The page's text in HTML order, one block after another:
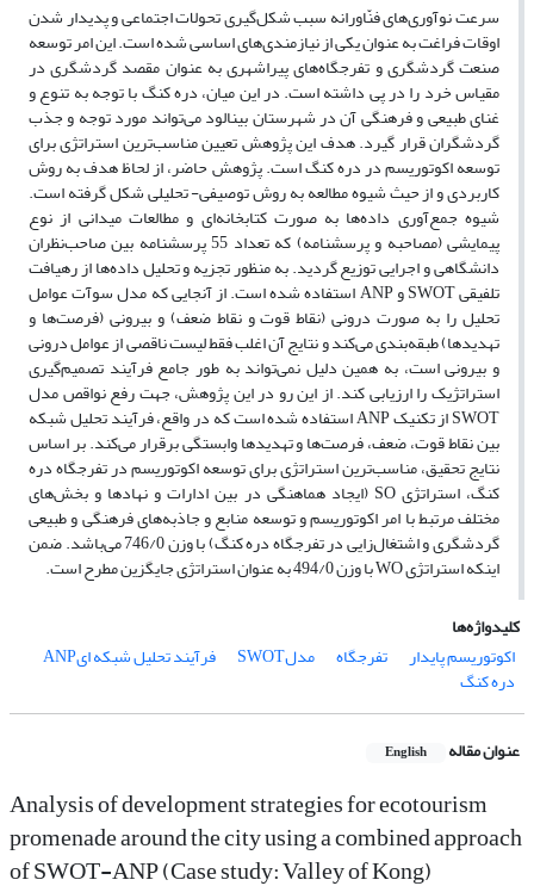
سرعت نوآوری‌های فنّاورانه سبب شکل‌گیری تحولات اجتماعی و پدیدار شدن
اوقات فراغت به عنوان یکی از نیازمندی‌های اساسی شده است. این امر توسعه
صنعت گردشگری و تفرجگاه‌های پیراشهری به عنوان مقصد گردشگری در
مقیاس خرد را در پی داشته است. در این میان، دره کنگ با توجه به تنوع و
غنای طبیعی و فرهنگی آن در شهرستان بینالود می‌تواند مورد توجه و جذب
گردشگران قرار گیرد. هدف این پژوهش تعیین مناسب‌ترین استراتژی برای
توسعه اکوتوریسم در دره کنگ است. پژوهش حاضر، از لحاظ هدف به روش
کاربردی و از حیث شیوه مطالعه به روش توصیفی- تحلیلی شکل گرفته است.
شیوه جمع‌آوری داده‌ها به صورت کتابخانه‌ای و مطالعات میدانی از نوع
پیمایشی (مصاحبه و پرسشنامه) که تعداد 55 پرسشنامه بین صاحب‌نظران
دانشگاهی و اجرایی توزیع گردید. به منظور تجزیه و تحلیل داده‌ها از رهیافت
تلفیقی SWOT و ANP استفاده شده است. از آنجایی که مدل سوآت عوامل
تحلیل را به صورت درونی (نقاط قوت و نقاط ضعف) و بیرونی (فرصت‌ها و
تهدیدها) طبقه‌بندی می‌کند و نتایج آن اغلب فقط لیست ناقصی از عوامل درونی
و بیرونی است، به همین دلیل نمی‌تواند به طور جامع فرآیند تصمیم‌گیری
استراتژیک را ارزیابی کند. از این رو در این پژوهش، جهت رفع نواقص مدل
SWOT از تکنیک ANP استفاده شده است که در واقع، فرآیند تحلیل شبکه
بین نقاط قوت، ضعف، فرصت‌ها و تهدیدها وابستگی برقرار می‌کند. بر اساس
نتایج تحقیق، مناسب‌ترین استراتژی برای توسعه اکوتوریسم در تفرجگاه دره
کنگ، استراتژی SO (ایجاد هماهنگی در بین ادارات و نهادها و بخش‌های
مختلف مرتبط با امر اکوتوریسم و توسعه منابع و جاذبه‌های فرهنگی و طبیعی
گردشگری و اشتغال‌زایی در تفرجگاه دره کنگ) با وزن 746/0 می‌باشد. ضمن
اینکه استراتژی WO با وزن 494/0 به عنوان استراتژی جایگزین مطرح است.
کلیدواژه‌ها
اکوتوریسم پایدار
تفرجگاه مدلSWOT فرآیند تحلیل شبکه ایANP
دره کنگ
عنوان مقاله English
Analysis of development strategies for ecotourism
promenade around the city using a combined approach
of SWOT-ANP (Case study: Valley of Kong)